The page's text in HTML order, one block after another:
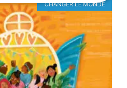
CHANGER LE MONDE